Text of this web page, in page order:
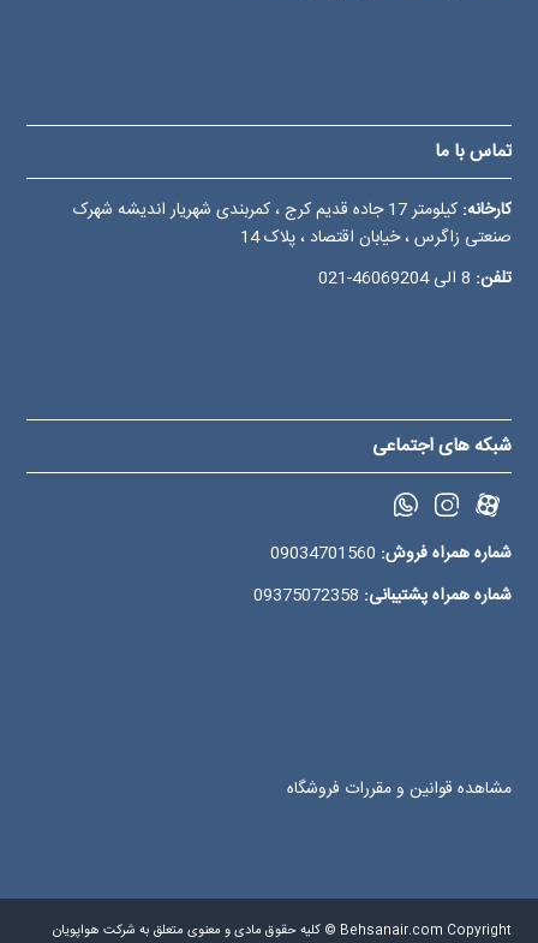
تماس با ما
کارخانه:
کیلومتر 17 جاده قدیم کرج ، کمربندی شهریار اندیشه شهرک
صنعتی زاگرس ، خیابان اقتصاد ، پلاک 14
تلفن:
46069204-021
شبکه های اجتماعی
شماره همراه فروش:
شماره همراه پشتیبانی:
مشاهده قوانین و مقررات فروشگاه
Behsanair.com Copyright © کلیه حقوق مادی و معنوی متعلق به شرکت هواپویان